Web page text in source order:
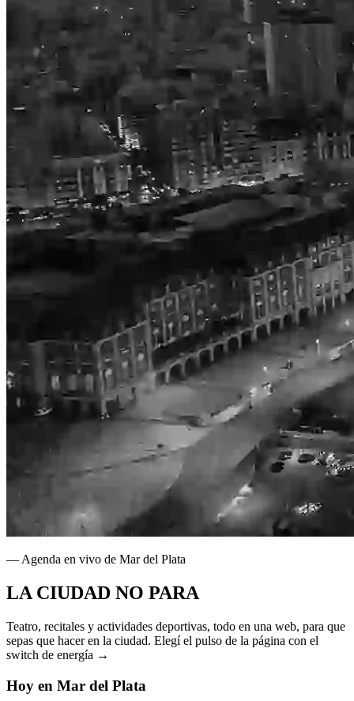
— Agenda en vivo de Mar del Plata
LA CIUDAD NO PARA
Teatro, recitales y actividades deportivas, todo en una web, para que
sepas que hacer en la ciudad. Elegí el pulso de la página con el
switch de energía →
Hoy en Mar del Plata